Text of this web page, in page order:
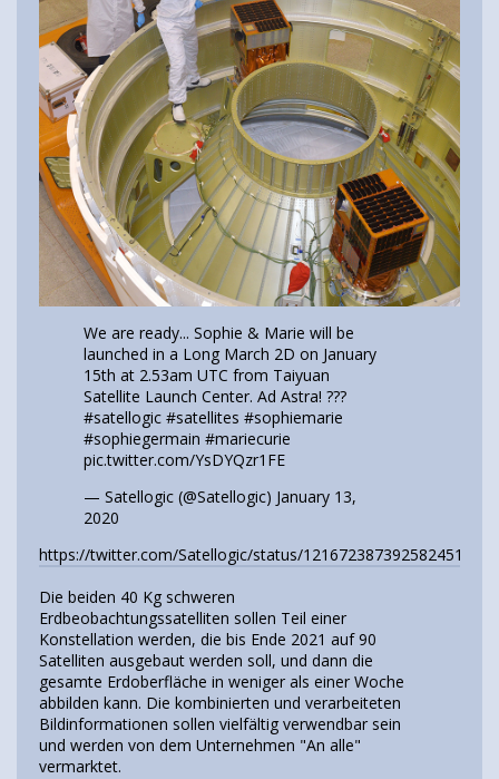
We are ready... Sophie & Marie will be
launched in a Long March 2D on January
15th at 2.53am UTC from Taiyuan
Satellite Launch Center. Ad Astra! ??️?️
#satellogic #satellites #sophiemarie
#sophiegermain #mariecurie
pic.twitter.com/YsDYQzr1FE
— Satellogic (@Satellogic) January 13,
2020
https://twitter.com/Satellogic/status/1216723873925824513
Die beiden 40 Kg schweren
Erdbeobachtungssatelliten sollen Teil einer
Konstellation werden, die bis Ende 2021 auf 90
Satelliten ausgebaut werden soll, und dann die
gesamte Erdoberfläche in weniger als einer Woche
abbilden kann. Die kombinierten und verarbeiteten
Bildinformationen sollen vielfältig verwendbar sein
und werden von dem Unternehmen "An alle"
vermarktet.